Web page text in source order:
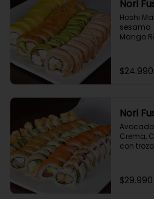
Nori
Hoshi
sesamo
Mango
Avocado
Salmon,
$24.990
Nori
Avocado
Crema,
con
Palta,
$29.990